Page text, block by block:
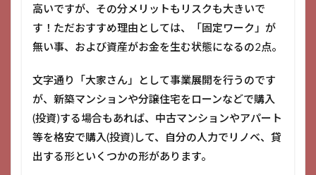
高いですが、その分メリットもリスクも大きいで
す！ただおすすめ理由としては、「固定ワーク」が
無い事、および資産がお金を生む状態になるの2点。
文字通り「大家さん」として事業展開を行うのです
が、新築マンションや分譲住宅をローンなどで購入
(投資)する場合もあれば、中古マンションやアパート
等を格安で購入(投資)して、自分の人力でリノベ、貸
出する形といくつかの形があります。